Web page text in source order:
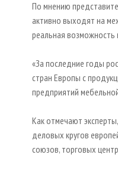
По мнению
активно выходят на
реальная возможность
«За последние годы
стран Европы с
предприятий
Как отмечают
деловых кругов
союзов, торговых